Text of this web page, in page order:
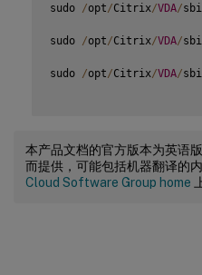
sudo /opt/Citrix/VDA/
sudo /opt/Citrix/VDA/
sudo /opt/Citrix/VDA/
本产品文档的官方版本为英语
而提供，可能包括机器翻译的
Cloud Software Group home